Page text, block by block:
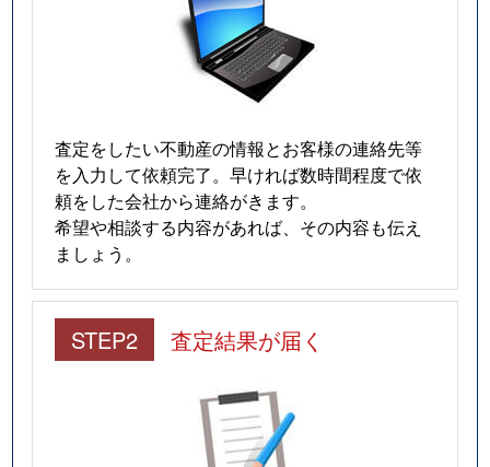
査定をしたい不動産の情報とお客様の連絡先等
を入力して依頼完了。早ければ数時間程度で依
頼をした会社から連絡がきます。
希望や相談する内容があれば、その内容も伝え
ましょう。
STEP2 査定結果が届く